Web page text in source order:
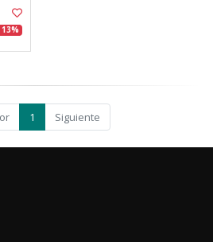
13%
1 Siguiente